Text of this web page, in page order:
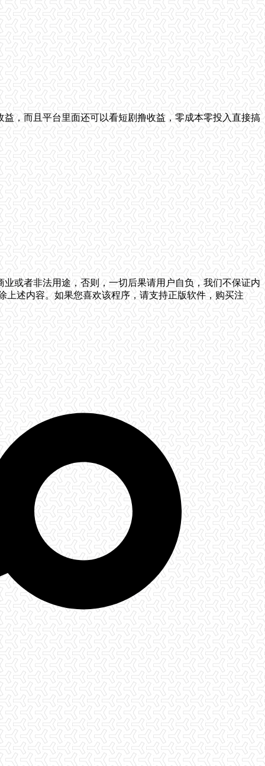
，而且平台里面还可以看短剧撸收益，零成本零投入直接搞
或者非法用途，否则，一切后果请用户自负，我们不保证内
述内容。如果您喜欢该程序，请支持正版软件，购买注